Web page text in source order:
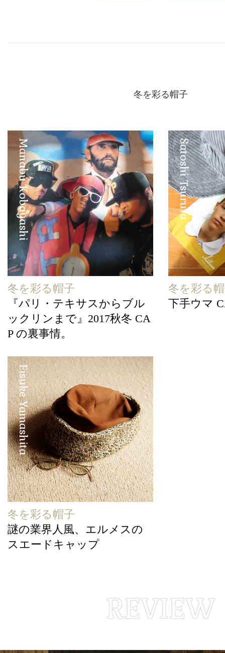
冬を彩る帽子
Manabu Kobayashi
冬を彩る帽子
『パリ・テキサスからブル
ックリンまで』2017秋冬 CA
P の裏事情。
Satoshi Tsuruta
冬を彩る
下手ウマ
Eisuke Yamashita
冬を彩る帽子
謎の業界人風、エルメスの
スエードキャップ